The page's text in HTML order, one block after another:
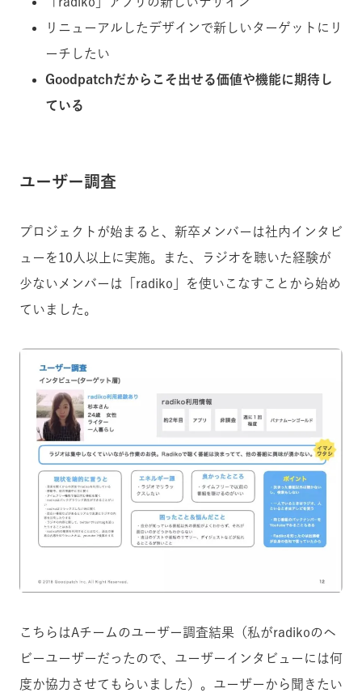
リニューアルしたデザインで新しいターゲットにリ
ーチしたい
Goodpatchだからこそ出せる価値や機能に期待し
ている
ユーザー調査
プロジェクトが始まると、新卒メンバーは社内インタビ
ューを10人以上に実施。また、ラジオを聴いた経験が
少ないメンバーは「radiko」を使いこなすことから始め
ていました。
こちらはAチームのユーザー調査結果（私がradikoのヘ
ビーユーザーだったので、ユーザーインタビューには何
度か協力させてもらいました）。ユーザーから聞きたい